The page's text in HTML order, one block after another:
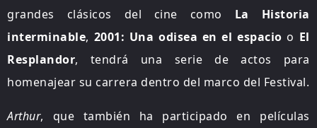
grandes clásicos del cine como La Historia
interminable, 2001: Una odisea en el espacio o El
Resplandor, tendrá una serie de actos para
homenajear su carrera dentro del marco del Festival.
Arthur, que también ha participado en películas